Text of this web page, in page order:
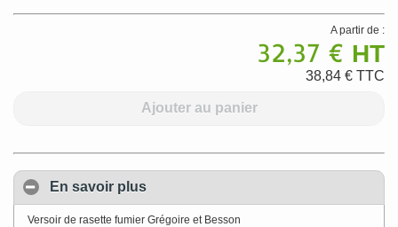
A partir de :
32,37 € HT
38,84 € TTC
Ajouter au panier
En savoir plus
Versoir de rasette fumier Grégoire et Besson